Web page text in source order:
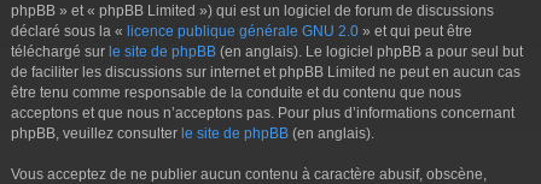
phpBB » et « phpBB Limited ») qui est un logiciel de forum de discussions
déclaré sous la « licence publique générale GNU 2.0 » et qui peut être
téléchargé sur le site de phpBB (en anglais). Le logiciel phpBB a pour seul but
de faciliter les discussions sur internet et phpBB Limited ne peut en aucun cas
être tenu comme responsable de la conduite et du contenu que nous
acceptons et que nous n’acceptons pas. Pour plus d’informations concernant
phpBB, veuillez consulter le site de phpBB (en anglais).
Vous acceptez de ne publier aucun contenu à caractère abusif, obscène,